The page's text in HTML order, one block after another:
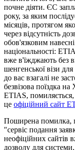
почне діяти. ЄС
року, за яким
місяців, протягом
через відсутність
обов'язковим
національності:
вже в'їжджають без
шенгенської візи
до вас взагалі не
безвізова поїздка
ETIAS, помиляється,
це офіційний сайт
Поширена помилка,
"сервіс подання
неофіційних сайтів
дозволу для